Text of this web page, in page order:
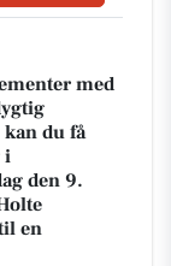
med
du få
i
den 9.
en